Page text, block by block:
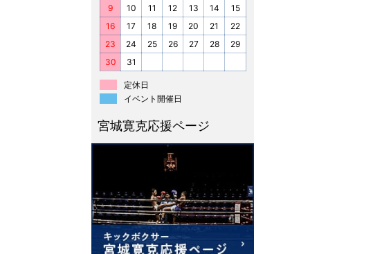
9
10 11 12 13 14
15
16
17 18 19 20 21
22
23
24 25 26 27 28
29
30
31
定休日
イベント開催日